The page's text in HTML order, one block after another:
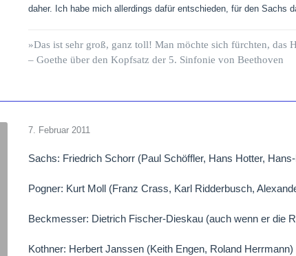
daher. Ich habe mich allerdings dafür entschieden, für den Sachs
»Das ist sehr groß, ganz toll! Man möchte sich fürchten, das
– Goethe über den Kopfsatz der 5. Sinfonie von Beethoven
7. Februar 2011
Sachs: Friedrich Schorr (Paul Schöffler, Hans Hotter,
Pogner: Kurt Moll (Franz Crass, Karl Ridderbusch,
Beckmesser: Dietrich Fischer-Dieskau (auch wenn er die
Kothner: Herbert Janssen (Keith Engen, Roland Herrmann)